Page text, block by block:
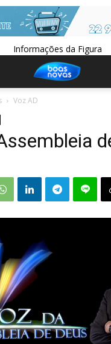
Informações da Figura
Voz AD